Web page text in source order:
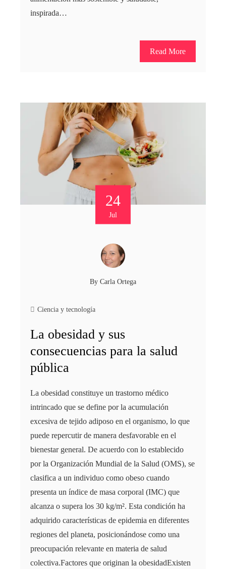
inspirada…
Read More
24
Jul
By Carla Ortega
Ciencia y tecnología
La obesidad y sus
consecuencias para la salud
pública
La obesidad constituye un trastorno médico
intrincado que se define por la acumulación
excesiva de tejido adiposo en el organismo, lo que
puede repercutir de manera desfavorable en el
bienestar general. De acuerdo con lo establecido
por la Organización Mundial de la Salud (OMS), se
clasifica a un individuo como obeso cuando
presenta un índice de masa corporal (IMC) que
alcanza o supera los 30 kg/m². Esta condición ha
adquirido características de epidemia en diferentes
regiones del planeta, posicionándose como una
preocupación relevante en materia de salud
colectiva.Factores que originan la obesidadExisten